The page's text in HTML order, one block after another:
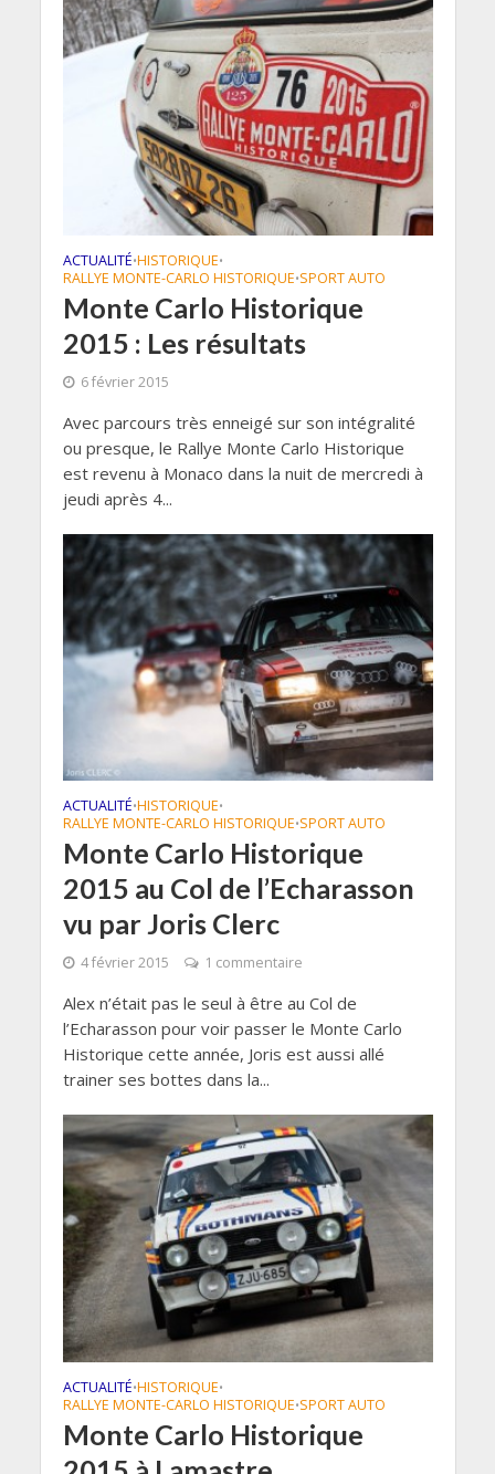
ACTUALITÉ•HISTORIQUE•
RALLYE MONTE-CARLO HISTORIQUE•SPORT AUTO
Monte Carlo Historique
2015 : Les résultats
6 février 2015
Avec parcours très enneigé sur son intégralité
ou presque, le Rallye Monte Carlo Historique
est revenu à Monaco dans la nuit de mercredi à
jeudi après 4...
ACTUALITÉ•HISTORIQUE•
RALLYE MONTE-CARLO HISTORIQUE•SPORT AUTO
Monte Carlo Historique
2015 au Col de l’Echarasson
vu par Joris Clerc
4 février 2015 1 commentaire
Alex n’était pas le seul à être au Col de
l’Echarasson pour voir passer le Monte Carlo
Historique cette année, Joris est aussi allé
trainer ses bottes dans la...
ACTUALITÉ•HISTORIQUE•
RALLYE MONTE-CARLO HISTORIQUE•SPORT AUTO
Monte Carlo Historique